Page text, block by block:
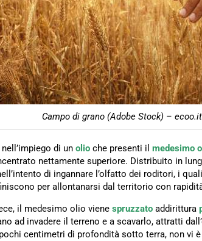
Campo di grano (Adobe Stock) – ecoo.it
di un olio che presenti il medesimo
nettamente superiore. Distribuito in
di ingannare l’olfatto dei roditori, i
per allontanarsi dal territorio con
il medesimo olio viene spruzzato addirittura
ad invadere il terreno e a scavarlo, attratti
centimetri di profondità sotto terra, non vi